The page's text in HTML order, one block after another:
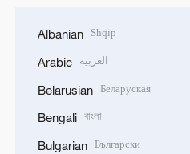
Albanian Shqip
Arabic العربية
Belarusian Беларуская
Bengali বাংলা
Bulgarian Български